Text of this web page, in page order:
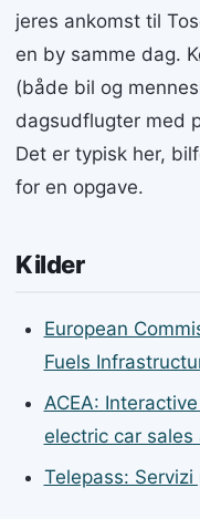
jeres ankomst til
en by samme dag.
(både bil og
dagsudflugter med
Det er typisk her,
for en opgave.
Kilder
European
Fuels
ACEA:
electric car sales
Telepass: Servizi